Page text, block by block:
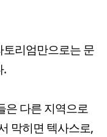
리엄만으로는 문
.
은 다른 지역으로
막히면 텍사스로,